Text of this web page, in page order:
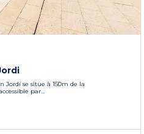
Jordí se situe à 150m de la
par...